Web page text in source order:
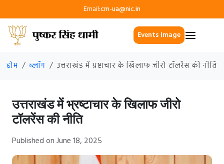
Email:cm-ua@nic.in
Events Image
होम ब्लॉग उत्तराखंड में भ्रष्टाचार के खिलाफ जीरो टॉलरेंस की नीति
उत्तराखंड में भ्रष्टाचार के खिलाफ जीरो
टॉलरेंस की नीति
Published on June 18, 2025